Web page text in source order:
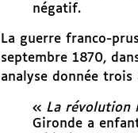
négatif.
La guerre franco-
septembre 1870,
analyse donnée
« La révolution
Gironde a